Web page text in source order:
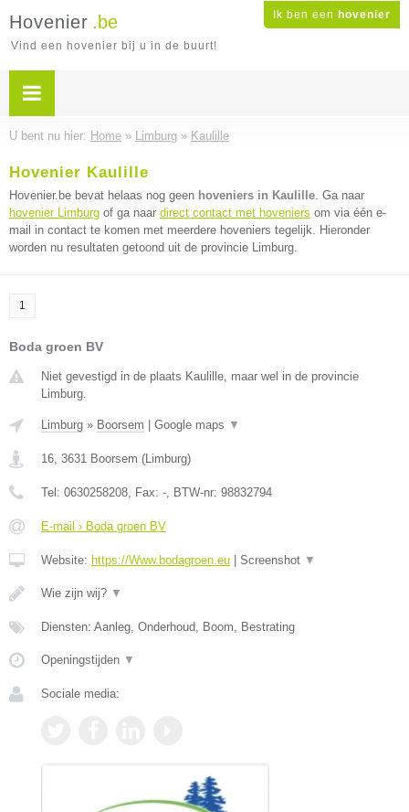
Ik ben een hovenier
Hovenier .be
Vind een hovenier bij u in de buurt!
U bent nu hier: Home » Limburg » Kaulille
Hovenier Kaulille
Hovenier.be bevat helaas nog geen hoveniers in Kaulille. Ga naar
hovenier Limburg of ga naar direct contact met hoveniers om via één e-
mail in contact te komen met meerdere hoveniers tegelijk. Hieronder
worden nu resultaten getoond uit de provincie Limburg.
1
Boda groen BV
Niet gevestigd in de plaats Kaulille, maar wel in de provincie
Limburg.
Limburg » Boorsem Google maps ▼
16, 3631 Boorsem (Limburg)
Tel: 0630258208, Fax: -, BTW-nr: 98832794
E-mail › Boda groen BV
Website: https://Www.bodagroen.eu Screenshot ▼
Wie zijn wij? ▼
Diensten: Aanleg, Onderhoud, Boom, Bestrating
Openingstijden ▼
Sociale media: